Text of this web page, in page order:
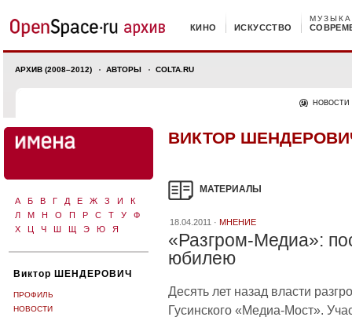
КИНО ИСКУССТВО
МУЗЫКА
АРХИВ (2008–2012) АВТОРЫ COLTA.RU
НОВОСТИ
А Б В Г Д Е Ж З И
К
Л
М Н О П Р С Т У
Ф
Х
Ц Ч Ш Щ Э Ю Я
Виктор ШЕНДЕРОВИЧ
ПРОФИЛЬ
НОВОСТИ
ВИКТОР
МАТЕРИАЛЫ
18.04.2011 · МНЕНИЕ
«Разгром-Медиа»:
юбилею
Десять лет назад власти
Гусинского «Медиа-Мост».